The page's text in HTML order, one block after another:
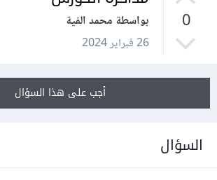
0
بواسطة محمد الفية
26 فبراير 2024
أجب على هذا السؤال
السؤال